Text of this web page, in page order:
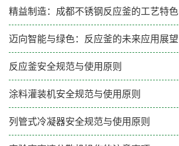
精益制造：成都不锈钢反应釜的工艺特色
迈向智能与绿色：反应釜的未来应用展望
反应釜安全规范与使用原则
涂料灌装机安全规范与使用原则
列管式冷凝器安全规范与使用原则